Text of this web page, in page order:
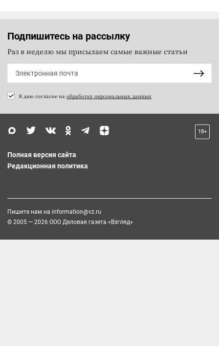
Подпишитесь на рассылку
Раз в неделю мы присылаем самые важные статьи
Я даю согласие на обработку персональных данных
18+
Полная версия сайта
Редакционная политика
Пишите нам на information@vz.ru
© 2005 — 2026 ООО Деловая газета «Взгляд»